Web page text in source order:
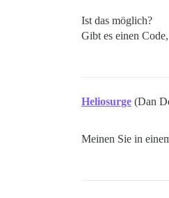
Ist das möglich?
Gibt es einen
Heliosurge (Dan
Meinen Sie in